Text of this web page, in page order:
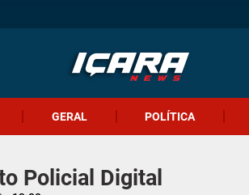
GERAL POLÍTICA
Policial Digital